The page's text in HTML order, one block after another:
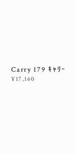
Carry 179 ｷｬﾘｰ
¥17,160